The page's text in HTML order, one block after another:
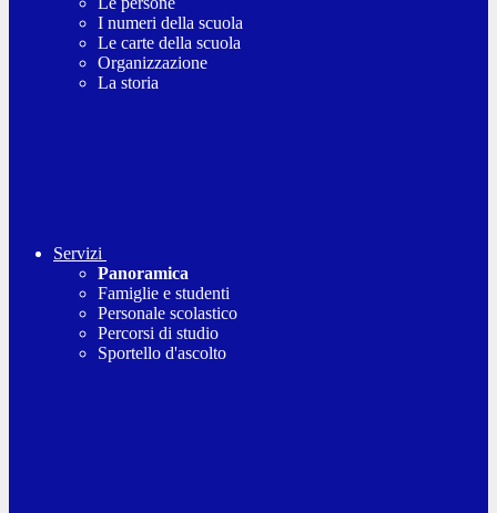
I numeri della scuola
Le carte della scuola
Organizzazione
La storia
Servizi
Panoramica
Famiglie e studenti
Personale scolastico
Percorsi di studio
Sportello d'ascolto